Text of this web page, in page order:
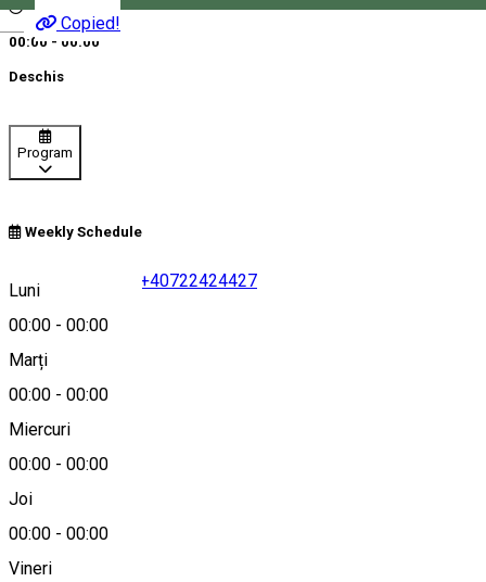
Magyar Copied!
00:00 - 00:00
Deschis
Program
Weekly Schedule
Luni
00:00 - 00:00
Marți
00:00 - 00:00
Miercuri
00:00 - 00:00
Joi
00:00 - 00:00
Vineri
+40742224224 +40722424427
GETax
Despre
0266310888